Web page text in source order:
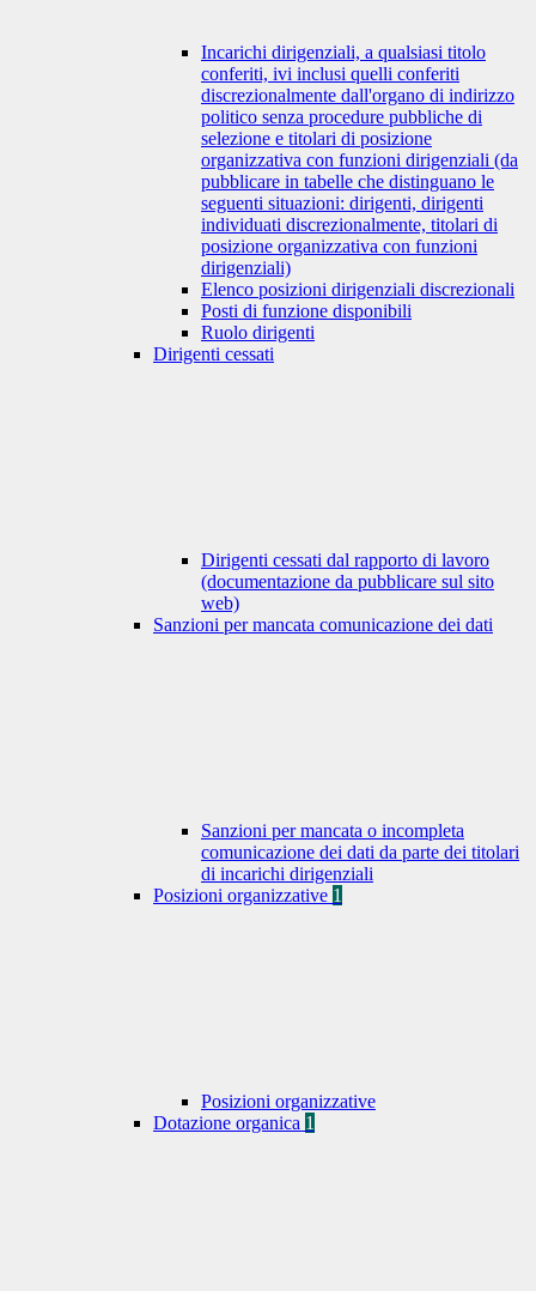
Incarichi dirigenziali, a qualsiasi titolo
conferiti, ivi inclusi quelli conferiti
discrezionalmente dall'organo di indirizzo
politico senza procedure pubbliche di
selezione e titolari di posizione
organizzativa con funzioni dirigenziali (da
pubblicare in tabelle che distinguano le
seguenti situazioni: dirigenti, dirigenti
individuati discrezionalmente, titolari di
posizione organizzativa con funzioni
dirigenziali)
Elenco posizioni dirigenziali discrezionali
Posti di funzione disponibili
Ruolo dirigenti
Dirigenti cessati
Dirigenti cessati dal rapporto di lavoro
(documentazione da pubblicare sul sito
web)
Sanzioni per mancata comunicazione dei dati
Sanzioni per mancata o incompleta
comunicazione dei dati da parte dei titolari
di incarichi dirigenziali
Posizioni organizzative 1
Posizioni organizzative
Dotazione organica 1